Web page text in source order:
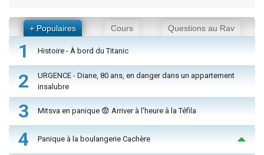
+ Populaires Cours Questions au Rav
1 Histoire - À bord du Titanic
2
URGENCE - Diane, 80 ans, en danger dans un appartement
insalubre
3 Mitsva en panique 😨 Arriver à l'heure à la Téfila
4 Panique à la boulangerie Cachère